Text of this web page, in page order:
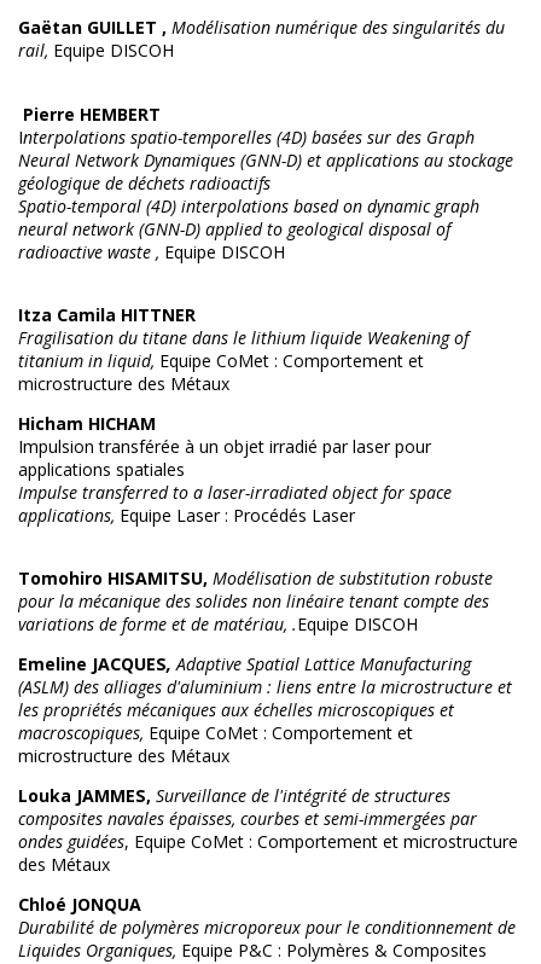
Gaëtan GUILLET , Modélisation numérique des singularités du
rail, Equipe DISCOH
Pierre HEMBERT
Interpolations spatio-temporelles (4D) basées sur des Graph
Neural Network Dynamiques (GNN-D) et applications au stockage
géologique de déchets radioactifs
Spatio-temporal (4D) interpolations based on dynamic graph
neural network (GNN-D) applied to geological disposal of
radioactive waste , Equipe DISCOH
Itza Camila HITTNER
Fragilisation du titane dans le lithium liquide Weakening of
titanium in liquid, Equipe CoMet : Comportement et
microstructure des Métaux
Hicham HICHAM
Impulsion transférée à un objet irradié par laser pour
applications spatiales
Impulse transferred to a laser-irradiated object for space
applications, Equipe Laser : Procédés Laser
Tomohiro HISAMITSU, Modélisation de substitution robuste
pour la mécanique des solides non linéaire tenant compte des
variations de forme et de matériau, .Equipe DISCOH
Emeline JACQUES, Adaptive Spatial Lattice Manufacturing
(ASLM) des alliages d'aluminium : liens entre la microstructure et
les propriétés mécaniques aux échelles microscopiques et
macroscopiques, Equipe CoMet : Comportement et
microstructure des Métaux
Louka JAMMES, Surveillance de l'intégrité de structures
composites navales épaisses, courbes et semi-immergées par
ondes guidées, Equipe CoMet : Comportement et microstructure
des Métaux
Chloé JONQUA
Durabilité de polymères microporeux pour le conditionnement de
Liquides Organiques, Equipe P&C : Polymères & Composites